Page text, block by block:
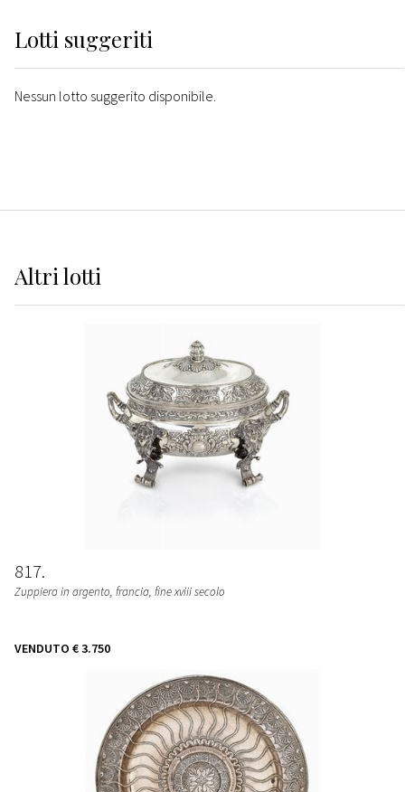
Lotti suggeriti
Nessun lotto suggerito disponibile.
Altrilotti
817
Zuppiera in argento, francia, fine xviii secolo
VENDUTO € 3.750